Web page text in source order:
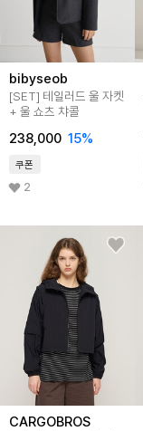
bibyseob
[SET] 테일러드 울 자켓
+ 울 쇼츠 챠콜
238,000 15%
쿠폰
2
CARGOBROS